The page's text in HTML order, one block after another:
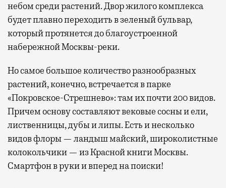
небом среди растений. Двор жилого комплекса
будет плавно переходить в зеленый бульвар,
который протянется до благоустроенной
набережной Москвы-реки.
Но самое большое количество разнообразных
растений, конечно, встречается в парке
«Покровское-Стрешнево»: там ихпочти 200 видов.
Причем основу составляют вековые сосны и ели,
лиственницы, дубы и липы. Есть и несколько
видов флоры — ландыш майский, широколистные
колокольчики — из Красной книги Москвы.
Смартфон в руки и вперед на поиски!